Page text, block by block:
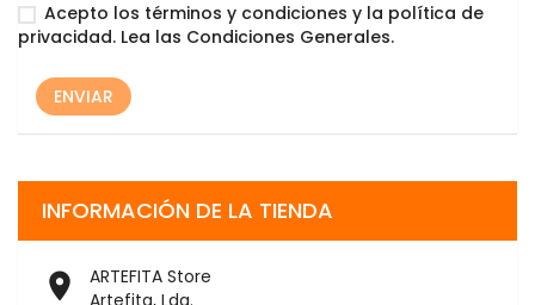
Acepto los términos y condiciones y la política de
privacidad. Lea las Condiciones Generales.
INFORMACIÓN DE LA TIENDA

ARTEFITA Store
Artefita, Lda.